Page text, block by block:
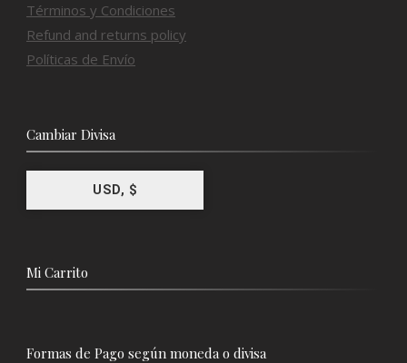
Términos y Condiciones
Refund and returns policy
Políticas de Envío
Cambiar Divisa
USD, $
Mi Carrito
Formas de Pago según moneda o divisa